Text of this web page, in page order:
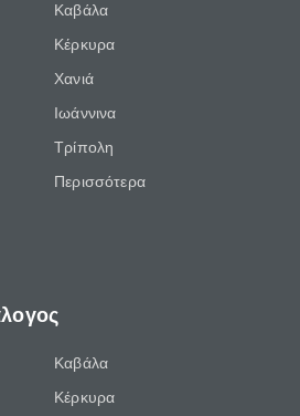
Καβάλα
Κέρκυρα
Χανιά
Ιωάννινα
Τρίπολη
Περισσότερα
Καβάλα
Κέρκυρα